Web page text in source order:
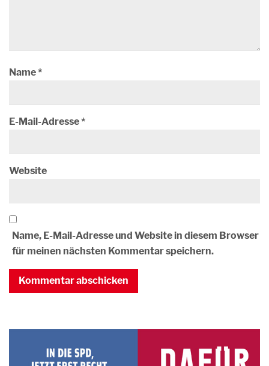
Name*
E-Mail-Adresse*
Website
Name, E-Mail-Adresse und Website in diesem Browser
für meinen nächsten Kommentar speichern.